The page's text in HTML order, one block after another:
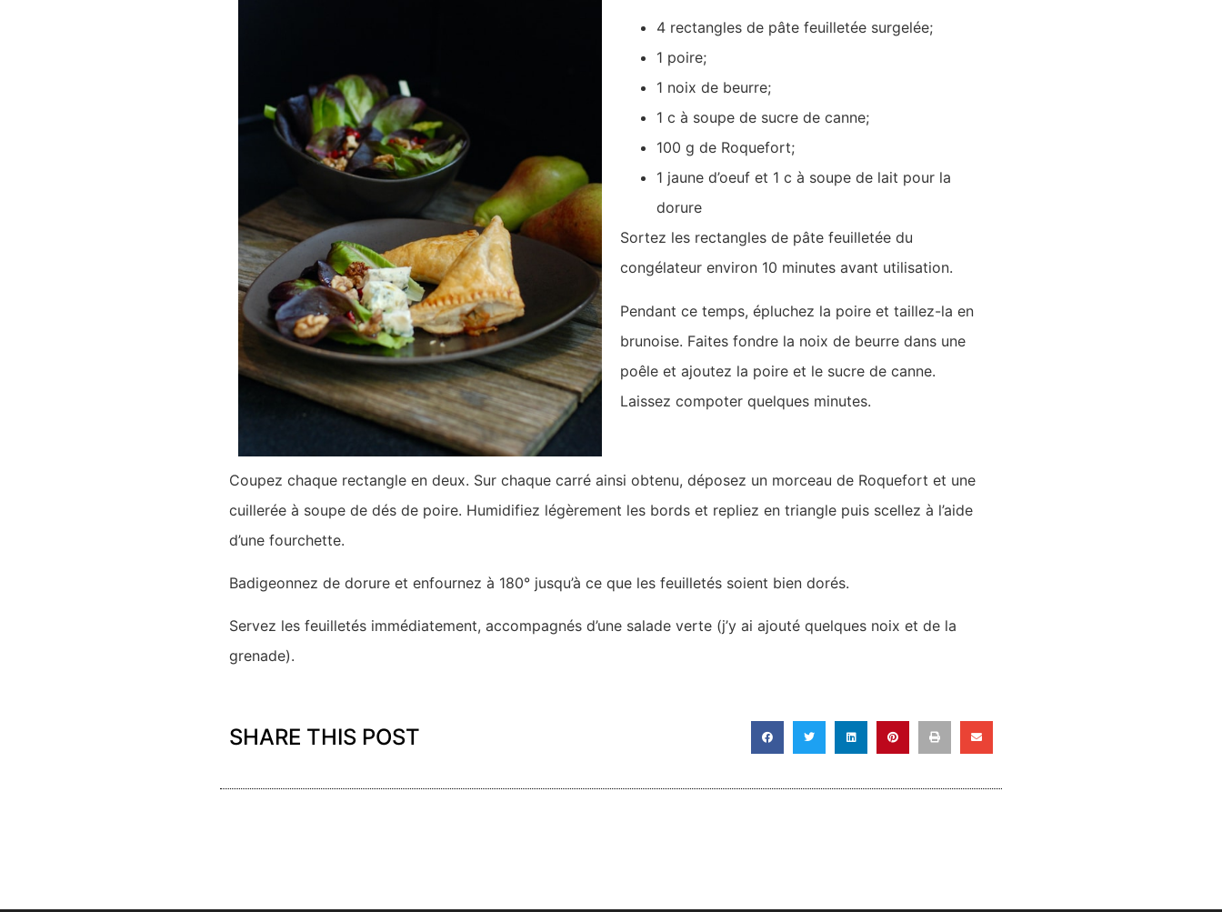
4 rectangles de pâte feuilletée surgelée;
1 poire;
1 noix de beurre;
1 c à soupe de sucre de canne;
100 g de Roquefort;
1 jaune d’oeuf et 1 c à soupe de lait pour la
dorure
Sortez les rectangles de pâte feuilletée du
congélateur environ 10 minutes avant utilisation.
Pendant ce temps, épluchez la poire et taillez-la en
brunoise. Faites fondre la noix de beurre dans une
poêle et ajoutez la poire et le sucre de canne.
Laissez compoter quelques minutes.
Coupez chaque rectangle en deux. Sur chaque carré ainsi obtenu, déposez un morceau de Roquefort et une
cuillerée à soupe de dés de poire. Humidifiez légèrement les bords et repliez en triangle puis scellez à l’aide
d’une fourchette.
Badigeonnez de dorure et enfournez à 180° jusqu’à ce que les feuilletés soient bien dorés.
Servez les feuilletés immédiatement, accompagnés d’une salade verte (j’y ai ajouté quelques noix et de la
grenade).
SHARE THIS POST